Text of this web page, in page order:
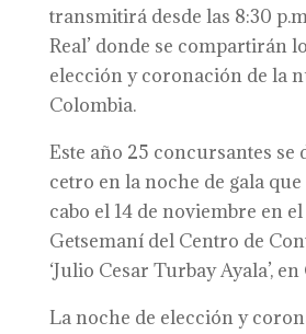
transmitirá desde las 8:30
Real’ donde se compartirán
elección y coronación de la
Colombia.
Este año 25 concursantes se
cetro en la noche de gala
cabo el 14 de noviembre en
Getsemaní del Centro de
‘Julio Cesar Turbay Ayala’,
La noche de elección y